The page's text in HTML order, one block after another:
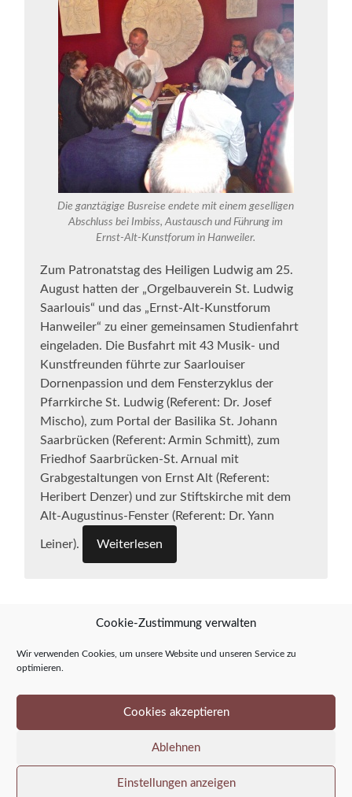
Cookie-Zustimmung verwalten
Wir verwenden Cookies, um unsere Website und unseren Service zu
optimieren.
Cookies akzeptieren
Ablehnen
Einstellungen anzeigen
Die ganztägige Busreise endete mit einem geselligen
Abschluss bei Imbiss, Austausch und Führung im
Ernst-Alt-Kunstforum in Hanweiler.
Zum Patronatstag des Heiligen Ludwig am 25.
August hatten der „Orgelbauverein St. Ludwig
Saarlouis“ und das „Ernst-Alt-Kunstforum
Hanweiler“ zu einer gemeinsamen Studienfahrt
eingeladen. Die Busfahrt mit 43 Musik- und
Kunstfreunden führte zur Saarlouiser
Dornenpassion und dem Fensterzyklus der
Pfarrkirche St. Ludwig (Referent: Dr. Josef
Mischo), zum Portal der Basilika St. Johann
Saarbrücken (Referent: Armin Schmitt), zum
Friedhof Saarbrücken-St. Arnual mit
Grabgestaltungen von Ernst Alt (Referent:
Heribert Denzer) und zur Stiftskirche mit dem
Alt-Augustinus-Fenster (Referent: Dr. Yann
Leiner). Weiterlesen